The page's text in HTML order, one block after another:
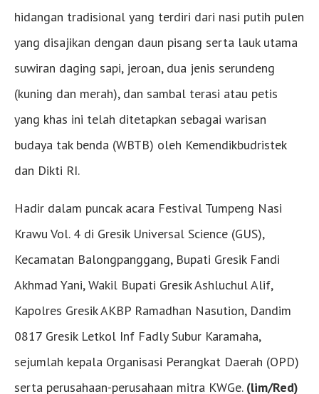
hidangan tradisional yang terdiri dari nasi putih pulen
yang disajikan dengan daun pisang serta lauk utama
suwiran daging sapi, jeroan, dua jenis serundeng
(kuning dan merah), dan sambal terasi atau petis
yang khas ini telah ditetapkan sebagai warisan
budaya tak benda (WBTB) oleh Kemendikbudristek
dan Dikti RI.
Hadir dalam puncak acara Festival Tumpeng Nasi
Krawu Vol. 4 di Gresik Universal Science (GUS),
Kecamatan Balongpanggang, Bupati Gresik Fandi
Akhmad Yani, Wakil Bupati Gresik Ashluchul Alif,
Kapolres Gresik AKBP Ramadhan Nasution, Dandim
0817 Gresik Letkol Inf Fadly Subur Karamaha,
sejumlah kepala Organisasi Perangkat Daerah (OPD)
serta perusahaan-perusahaan mitra KWGe. (lim/Red)